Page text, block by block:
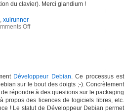
du clavier). Merci glandium !
, xulrunner
Off
Développeur Debian. Ce processus est
sur le bout des doigts ;-). Concrètement
répondre à des questions sur le packaging
propos des licences de logiciels libres, etc.
! Le statut de Développeur Debian permet